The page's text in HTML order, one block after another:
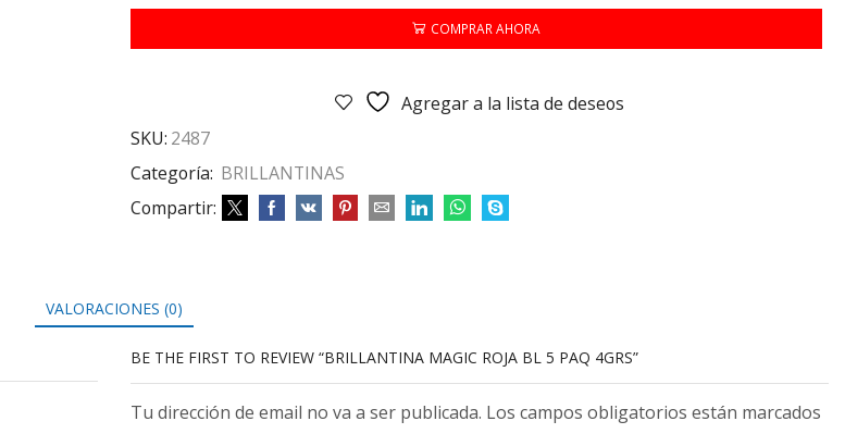
BL
PAQ
COMPRAR AHORA
Agregar a la lista de deseos
SKU: 2487
Categoría: BRILLANTINAS
Compartir:
VALORACIONES (0)
BE THE FIRST TO REVIEW “BRILLANTINA MAGIC ROJA BL 5 PAQ 4GRS”
Tu dirección de email no va a ser publicada. Los campos obligatorios están marcados